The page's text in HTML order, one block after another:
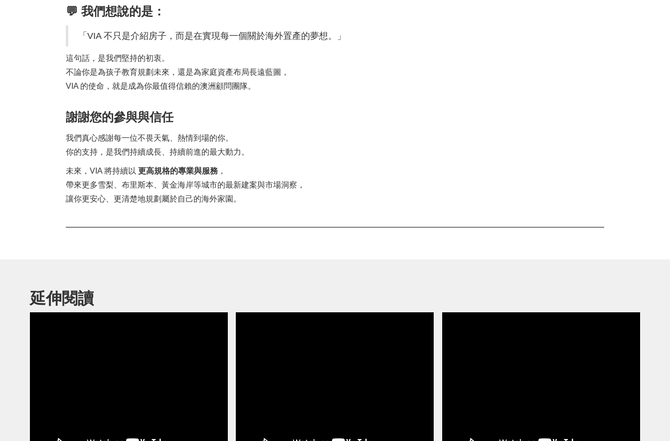
💬 我們想說的是：
「VIA 不只是介紹房子，而是在實現每一個關於海外置產的夢想。」
這句話，是我們堅持的初衷。
不論你是為孩子教育規劃未來，還是為家庭資產布局長遠藍圖，
VIA 的使命，就是成為你最值得信賴的澳洲顧問團隊。
謝謝您的參與與信任
我們真心感謝每一位不畏天氣、熱情到場的你。
你的支持，是我們持續成長、持續前進的最大動力。
未來，VIA 將持續以 更高規格的專業與服務 ，
帶來更多雪梨、布里斯本、黃金海岸等城市的最新建案與市場洞察，
讓你更安心、更清楚地規劃屬於自己的海外家園。
延伸閱讀